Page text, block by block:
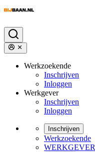
Werkzoekende
Inschrijven
Inloggen
Werkgever
Inschrijven
Inloggen
Inschrijven
Werkzoekende
WERKGEVER